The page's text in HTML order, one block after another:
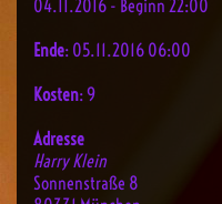
04.11.2016 - Beginn 22:00
Ende: 05.11.2016 06:00
Kosten: 9
Adresse
Harry Klein
Sonnenstraße 8